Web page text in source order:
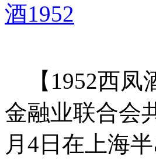
酒1952
【1952西凤
金融业联合会
月4日在上海